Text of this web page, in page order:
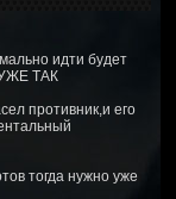
идти будет
ТАК
противник,и его
тогда нужно уже